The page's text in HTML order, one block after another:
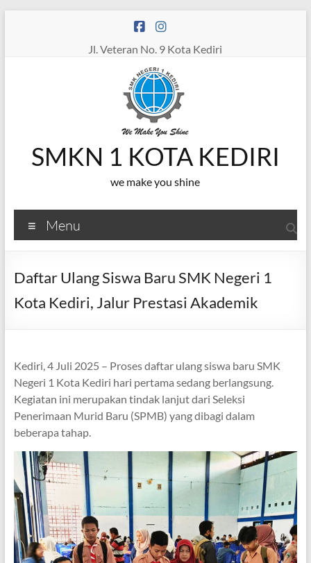
Jl. Veteran No. 9 Kota Kediri
SMKN 1 KOTA KEDIRI
we make you shine
Menu
Daftar Ulang Siswa Baru SMK Negeri 1
Kota Kediri, Jalur Prestasi Akademik
Kediri, 4 Juli 2025 – Proses daftar ulang siswa baru SMK
Negeri 1 Kota Kediri hari pertama sedang berlangsung.
Kegiatan ini merupakan tindak lanjut dari Seleksi
Penerimaan Murid Baru (SPMB) yang dibagi dalam
beberapa tahap.